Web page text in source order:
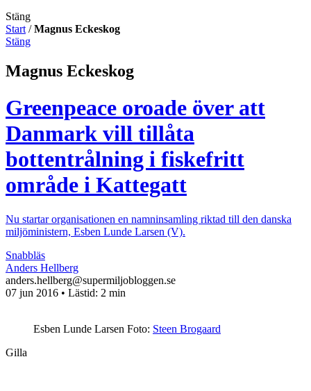
Stäng
Start /Magnus Eckeskog
Stäng
Magnus Eckeskog
Greenpeace oroade över att
Danmark vill tillåta
bottentrålning i fiskefritt
område i Kattegatt
Nu startar organisationen en namninsamling riktad till den danska
miljöministern, Esben Lunde Larsen (V).
Snabbläs
Anders Hellberg
anders.hellberg@supermiljobloggen.se
07 jun 2016 • Lästid: 2 min
Esben Lunde Larsen Foto: Steen Brogaard
Gilla